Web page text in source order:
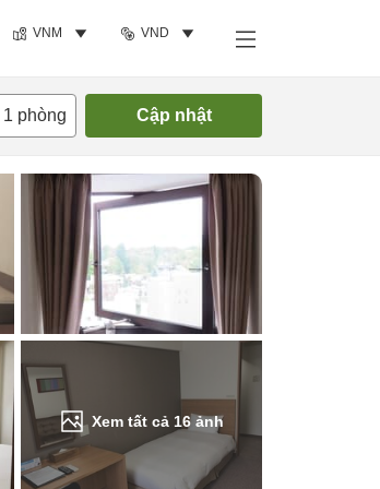
VNM VND
1 phòng Cập nhật
Xem tất cả 16 ảnh
Tìm phòng trống